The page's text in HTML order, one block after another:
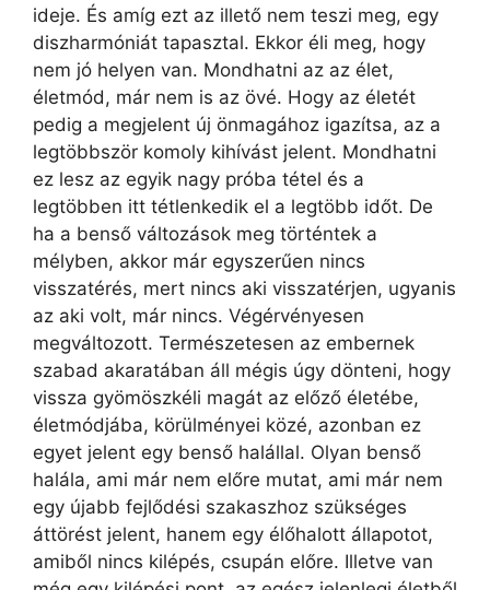
ideje. És amíg ezt az illető nem teszi meg, egy
diszharmóniát tapasztal. Ekkor éli meg, hogy
nem jó helyen van. Mondhatni az az élet,
életmód, már nem is az övé. Hogy az életét
pedig a megjelent új önmagához igazítsa, az a
legtöbbször komoly kihívást jelent. Mondhatni
ez lesz az egyik nagy próba tétel és a
legtöbben itt tétlenkedik el a legtöbb időt. De
ha a benső változások meg történtek a
mélyben, akkor már egyszerűen nincs
visszatérés, mert nincs aki visszatérjen, ugyanis
az aki volt, már nincs. Végérvényesen
megváltozott. Természetesen az embernek
szabad akaratában áll mégis úgy dönteni, hogy
vissza gyömöszkéli magát az előző életébe,
életmódjába, körülményei közé, azonban ez
egyet jelent egy benső halállal. Olyan benső
halála, ami már nem előre mutat, ami már nem
egy újabb fejlődési szakaszhoz szükséges
áttörést jelent, hanem egy élőhalott állapotot,
amiből nincs kilépés, csupán előre. Illetve van